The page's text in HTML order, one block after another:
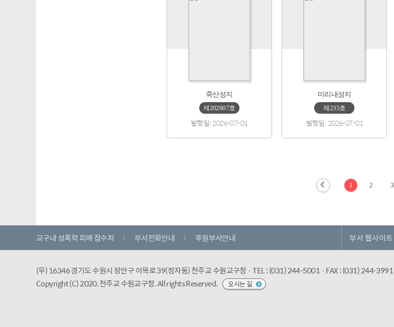
죽산성지
제202607호
발행일: 2026-07-01
미리내성지
제235호
발행일: 2026-07-01
1 2 3
교구내 성폭력 피해 접수처 부서전화안내 후원부서안내
(우) 16346 경기도 수원시 장안구 이목로 39(정자동) 천주교 수원교구청 · TEL : (031) 244-5001 · FAX : (031) 244-3991
Copyright (C) 2020, 천주교 수원교구청.All rights Reserved. 오시는 길